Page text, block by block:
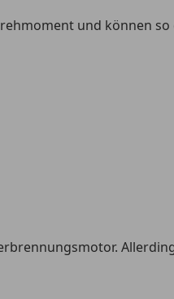
und können